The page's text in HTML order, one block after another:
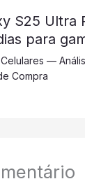
S25 Ultra
para
—
Compra